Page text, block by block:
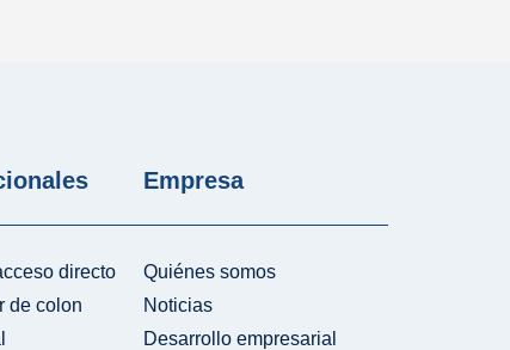
directo
de colon
Empresa
Quiénes somos
Noticias
Desarrollo empresarial